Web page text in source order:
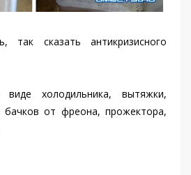
так сказать антикризисного
холодильника, вытяжки,
бачков от фреона, прожектора,